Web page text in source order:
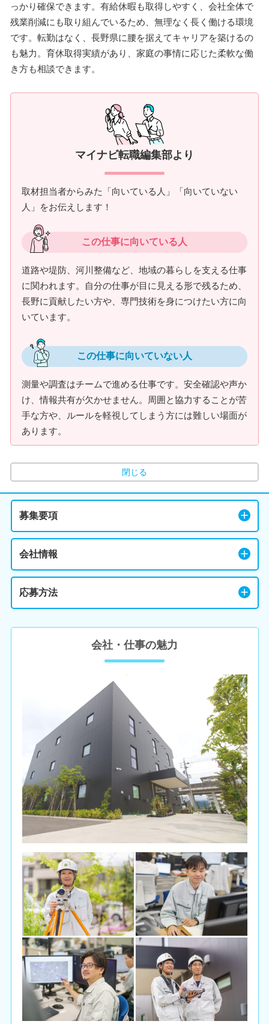
っかり確保できます。有給休暇も取得しやすく、会社全体で
残業削減にも取り組んでいるため、無理なく長く働ける環境
です。転勤はなく、長野県に腰を据えてキャリアを築けるの
も魅力。育休取得実績があり、家庭の事情に応じた柔軟な働
き方も相談できます。
マイナビ転職編集部より
取材担当者からみた「向いている人」「向いていない
人」をお伝えします！
この仕事に向いている人
道路や堤防、河川整備など、地域の暮らしを支える仕事
に関われます。自分の仕事が目に見える形で残るため、
長野に貢献したい方や、専門技術を身につけたい方に向
いています。
この仕事に向いていない人
測量や調査はチームで進める仕事です。安全確認や声か
け、情報共有が欠かせません。周囲と協力することが苦
手な方や、ルールを軽視してしまう方には難しい場面が
あります。
閉じる
募集要項
会社情報
応募方法
会社・仕事の魅力